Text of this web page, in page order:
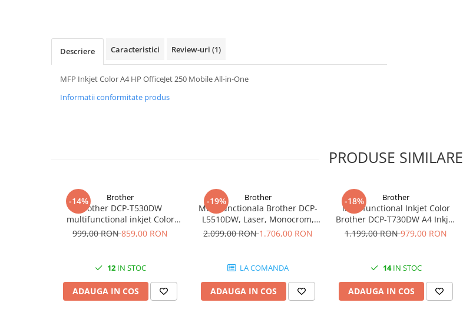
Drum unit compatibile
Printare 3D
Imprimante 3D
Accesorii imprimante 3D
Laptop-uri 2 in 1
Descriere Caracteristici Review-uri (1)
MFP Inkjet Color A4 HP OfficeJet 250 Mobile All-in-One
Informatii conformitate produs
PRODUSE SIMILARE
-14% Brother
Brother DCP-T530DW
multifunctional inkjet Color
Duplex Wifi Garantie 5 ani
999,00 RON859,00 RON
12IN STOC
ADAUGA IN COS
-19% Brother
Multifunctionala Brother DCP-
L5510DW, Laser, Monocrom,
Format A4, Duplex, Retea, Wi-Fi
2.099,00 RON1.706,00 RON
LA COMANDA
ADAUGA IN COS
-18% Brother
Multifunctional Inkjet Color
Brother DCP-T730DW A4 Inkjet
Ciss Duplex Wi-Fi Garantie 5
1.199,00 RON979,00 RON
14IN STOC
ADAUGA IN COS